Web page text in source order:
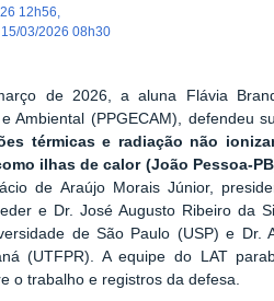
12h56
15/03/2026 08h30
de 2026, a aluna Flávia
Ambiental (PPGECAM), defendeu
térmicas e radiação não
ilhas de calor (João Pessoa-
de Araújo Morais Júnior,
e Dr. José Augusto Ribeiro da
de São Paulo (USP) e Dr.
(UTFPR). A equipe do LAT
o trabalho e registros da defesa.